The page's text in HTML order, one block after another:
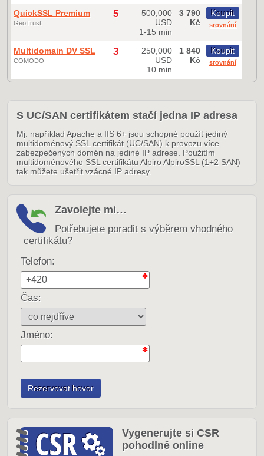
QuickSSL Premium
GeoTrust
5
500,000
USD
1-15 min
3 790
Kč
Koupit
srovnání
Multidomain DV SSL
COMODO
3
250,000
USD
10 min
1 840
Kč
Koupit
srovnání
S UC/SAN certifikátem stačí jedna IP adresa
Mj. například Apache a IIS 6+ jsou schopné použít jediný
multidoménový SSL certifikát (UC/SAN) k provozu více
zabezpečených domén na jediné IP adrese. Použitím
multidoménového SSL certifikátu Alpiro AlpiroSSL (1+2 SAN)
tak můžete ušetřit vzácné IP adresy.
Zavolejte mi…
Potřebujete poradit s výběrem vhodného
certifikátu?
Telefon:
Čas:
Jméno:
Vygenerujte si CSR
pohodlně online